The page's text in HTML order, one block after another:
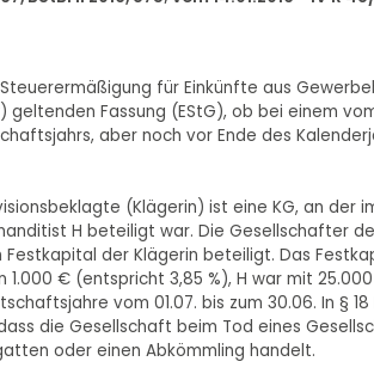
für Einkünfte aus
geltenden Fassung (EStG), ob bei einem
aber noch vor Ende des
(Klägerin) ist eine KG, an
H beteiligt war. Die Gesellschafter
Festkapital der Klägerin beteiligt. Das
1.000 € (entspricht 3,85 %), H war mit
vom 01.07. bis zum 30.06. In §
die Gesellschaft beim Tod eines
oder einen Abkömmling handelt.